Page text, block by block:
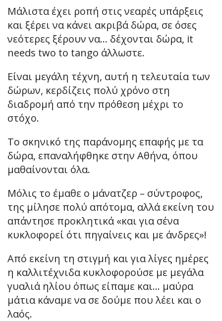
Μάλιστα έχει ροπή στις νεαρές υπάρξεις
και ξέρει να κάνει ακριβά δώρα, σε όσες
νεότερες ξέρουν να… δέχονται δώρα, it
needs two to tango άλλωστε.
Είναι μεγάλη τέχνη, αυτή η τελευταία των
δώρων, κερδίζεις πολύ χρόνο στη
διαδρομή από την πρόθεση μέχρι το
στόχο.
Το σκηνικό της παράνομης επαφής με τα
δώρα, επαναλήφθηκε στην Αθήνα, όπου
μαθαίνονται όλα.
Μόλις το έμαθε ο μάνατζερ – σύντροφος,
της μίλησε πολύ απότομα, αλλά εκείνη του
απάντησε προκλητικά «και για σένα
κυκλοφορεί ότι πηγαίνεις και με άνδρες»!
Από εκείνη τη στιγμή και για λίγες ημέρες
η καλλιτέχνιδα κυκλοφορούσε με μεγάλα
γυαλιά ηλίου όπως είπαμε και… μαύρα
μάτια κάναμε να σε δούμε που λέει και ο
λαός.